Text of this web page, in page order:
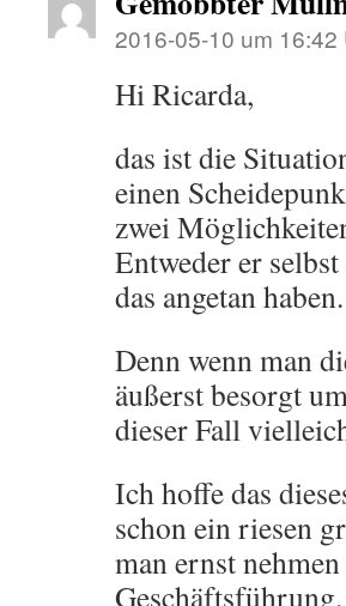
2016-05-10 um 16:42
Hi Ricarda,
das ist die
einen
zwei
Entweder er
das angetan haben.
Denn wenn man
äußerst besorgt
dieser Fall
Ich hoffe das
schon ein riesen
man ernst
Geschäftsführung.